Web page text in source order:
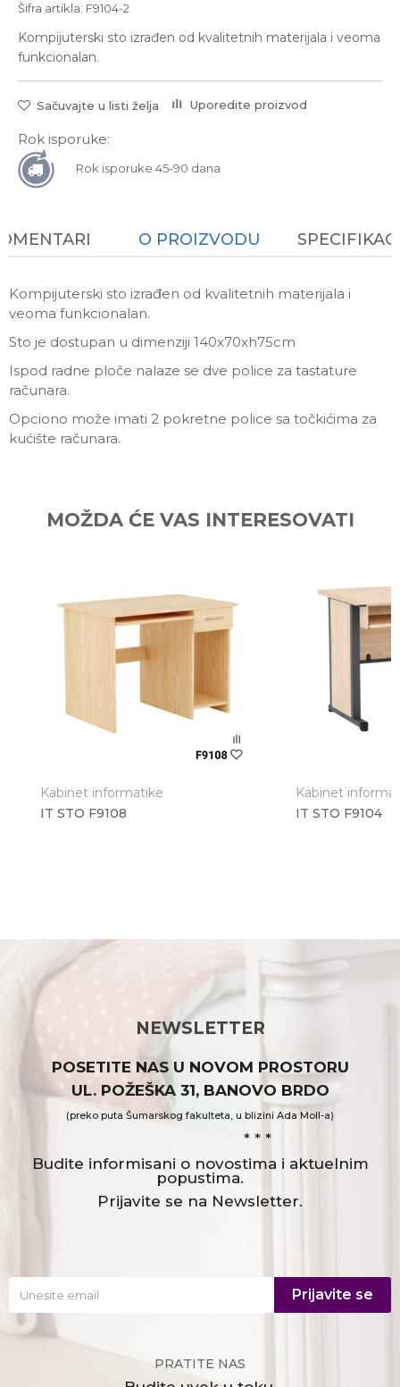
Šifra artikla: F9104-2
Kompijuterski sto izrađen od kvalitetnih materijala i veoma
funkcionalan.
Sačuvajte u listi želja Uporedite proizvod
Rok isporuke:
Rok isporuke 45-90 dana
O PROIZVODU
Kompijuterski sto izrađen od kvalitetnih materijala i
veoma funkcionalan.
Sto je dostupan u dimenziji 140x70xh75cm
Ispod radne ploče nalaze se dve police za tastature
računara.
Opciono može imati 2 pokretne police sa točkićima za
kućište računara.
MOŽDA ĆE VAS INTERESOVATI
Kabinet informatike
IT STO F9108
Kabinet
IT STO F9104
NEWSLETTER
POSETITE NAS U NOVOM PROSTORU
UL. POŽEŠKA 31, BANOVO BRDO
(preko puta Šumarskog fakulteta, u blizini Ada Moll-a)
* * *
Budite informisani o novostima i aktuelnim
popustima.
Prijavite se na Newsletter.
Prijavite se
PRATITE NAS